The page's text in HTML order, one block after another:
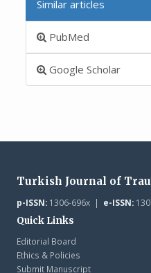
Similar articles
PubMed
Google Scholar
Turkish Journal of
p-ISSN:1306-696x | e-ISSN:
Quick Links
Editorial Board
Ethics & Policies
Submit Manuscript